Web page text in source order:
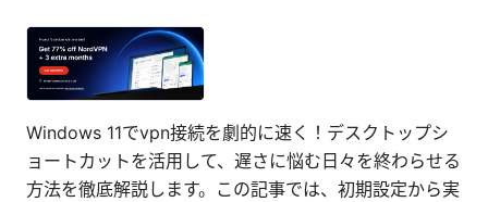
Windows 11でvpn接続を劇的に速く！デスクトップシ
ョートカットを活用して、遅さに悩む日々を終わらせる
方法を徹底解説します。この記事では、初期設定から実